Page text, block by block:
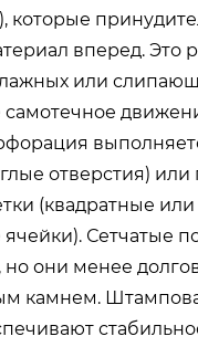
которые
вперед. Это
или
самотечное
отверстия) или
(квадратные или
Сетчатые
но они менее
камнем.